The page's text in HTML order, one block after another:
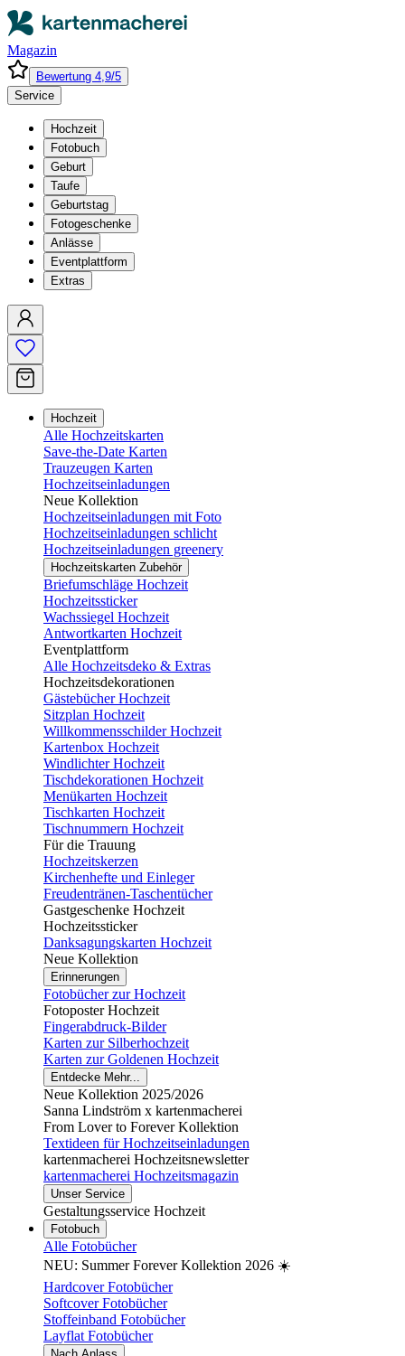
Magazin
Bewertung 4,9/5
Service
Hochzeit
Fotobuch
Geburt
Taufe
Geburtstag
Fotogeschenke
Anlässe
Eventplattform
Extras
Hochzeit
Alle Hochzeitskarten
Save-the-Date Karten
Trauzeugen Karten
Hochzeitseinladungen
Neue Kollektion
Hochzeitseinladungen mit Foto
Hochzeitseinladungen schlicht
Hochzeitseinladungen greenery
Hochzeitskarten Zubehör
Briefumschläge Hochzeit
Hochzeitssticker
Wachssiegel Hochzeit
Antwortkarten Hochzeit
Eventplattform
Alle Hochzeitsdeko & Extras
Hochzeitsdekorationen
Gästebücher Hochzeit
Sitzplan Hochzeit
Willkommensschilder Hochzeit
Kartenbox Hochzeit
Windlichter Hochzeit
Tischdekorationen Hochzeit
Menükarten Hochzeit
Tischkarten Hochzeit
Tischnummern Hochzeit
Für die Trauung
Hochzeitskerzen
Kirchenhefte und Einleger
Freudentränen-Taschentücher
Gastgeschenke Hochzeit
Hochzeitssticker
Danksagungskarten Hochzeit
Neue Kollektion
Erinnerungen
Fotobücher zur Hochzeit
Fotoposter Hochzeit
Fingerabdruck-Bilder
Karten zur Silberhochzeit
Karten zur Goldenen Hochzeit
Entdecke Mehr...
Neue Kollektion 2025/2026
Sanna Lindström x kartenmacherei
From Lover to Forever Kollektion
Textideen für Hochzeitseinladungen
kartenmacherei Hochzeitsnewsletter
kartenmacherei Hochzeitsmagazin
Unser Service
Gestaltungsservice Hochzeit
Fotobuch
Alle Fotobücher
NEU: Summer Forever Kollektion 2026 ☀️
Hardcover Fotobücher
Softcover Fotobücher
Stoffeinband Fotobücher
Layflat Fotobücher